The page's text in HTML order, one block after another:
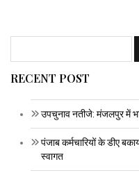
RECENT POST
उपचुनाव नतीजे: मंजलपुर में
पंजाब कर्मचारियों के डीए
स्वागत